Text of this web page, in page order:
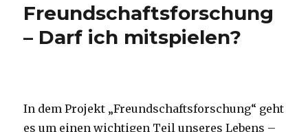
Freundschaftsforschung
– Darf ich mitspielen?
In dem Projekt „Freundschaftsforschung“ geht
es um einen wichtigen Teil unseres Lebens –